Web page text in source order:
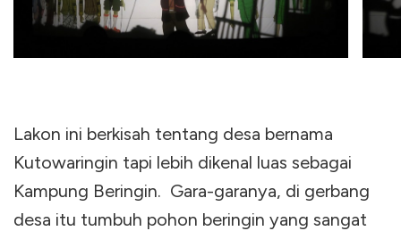
Lakon ini berkisah tentang desa bernama
Kutowaringin tapi lebih dikenal luas sebagai
Kampung Beringin. Gara-garanya, di gerbang
desa itu tumbuh pohon beringin yang sangat